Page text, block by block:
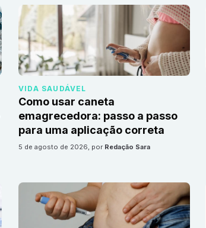
VIDA SAUDÁVEL
Como usar caneta
emagrecedora: passo a passo
para uma aplicação correta
5 de agosto de 2026, por Redação Sara